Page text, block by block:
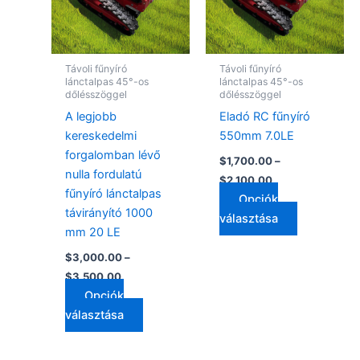
Távoli fűnyíró
lánctalpas 45°-os
dőlésszöggel
A legjobb
kereskedelmi
forgalomban lévő
nulla fordulatú
fűnyíró lánctalpas
távirányító 1000
mm 20 LE
$3,000.00 –
$3,500.00
Opciók
választása
van.
A
a
termékoldalon
Távoli fűnyíró
lánctalpas 45°-os
dőlésszöggel
Eladó RC fűnyíró
550mm 7.0LE
$1,700.00 –
$2,100.00
Opciók
választása
van.
A
a